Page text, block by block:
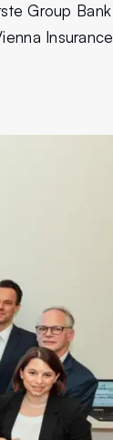
Group Bank
Insurance